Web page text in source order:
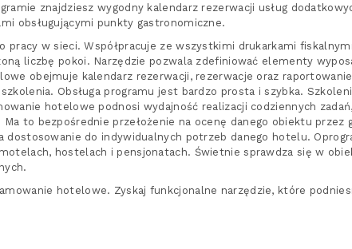
znajdziesz wygodny kalendarz rezerwacji usług
obsługującymi punkty gastronomiczne.
pracy w sieci. Współpracuje ze wszystkimi drukarkami
liczbę pokoi. Narzędzie pozwala zdefiniować elementy
obejmuje kalendarz rezerwacji, rezerwacje oraz
Obsługa programu jest bardzo prosta i szybka.
hotelowe podnosi wydajność realizacji codziennych
Ma to bezpośrednie przełożenie na ocenę danego obiektu przez
dostosowanie do indywidualnych potrzeb danego hotelu.
hostelach i pensjonatach. Świetnie sprawdza się w
hotelowe. Zyskaj funkcjonalne narzędzie, które